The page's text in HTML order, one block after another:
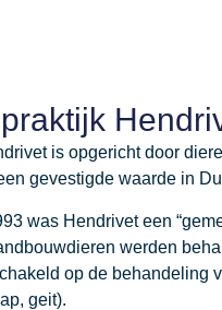
is opgericht door
gevestigde waarde in
was Hendrivet een
werden
op de behandeling
geit).